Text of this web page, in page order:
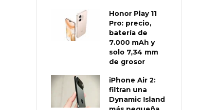
Honor Play 11
Pro: precio,
batería de
7.000 mAh y
solo 7,34 mm
de grosor
iPhone Air 2:
filtran una
Dynamic Island